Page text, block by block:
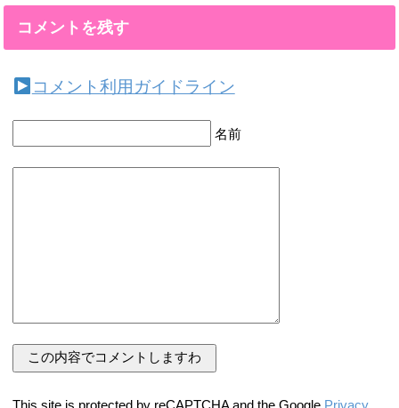
コメントを残す
コメント利用ガイドライン
名前